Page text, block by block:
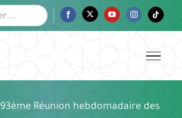
FacebookTwitter YouTubeInstagramTiktok
93ème Réunion hebdomadaire des